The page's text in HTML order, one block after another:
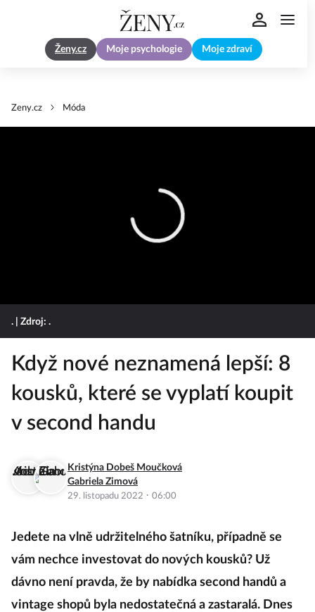
Ženy.cz Moje psychologie Moje zdraví
Zeny.cz Móda
. | Zdroj: .
Když nové neznamená lepší: 8
kousků, které se vyplatí koupit
v second handu
Kristýna Dobeš Moučková
Gabriela Zimová
29. listopadu 2022 · 06:00
Jedete na vlně udržitelného šatníku, případně se
vám nechce investovat do nových kousků? Už
dávno není pravda, že by nabídka second handů a
vintage shopů byla nedostatečná a zastaralá. Dnes